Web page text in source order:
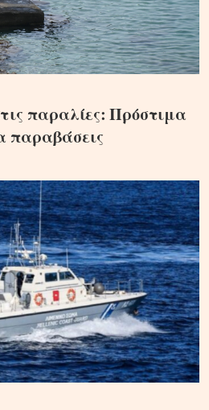
παραλίες: Πρόστιμα
παραβάσεις